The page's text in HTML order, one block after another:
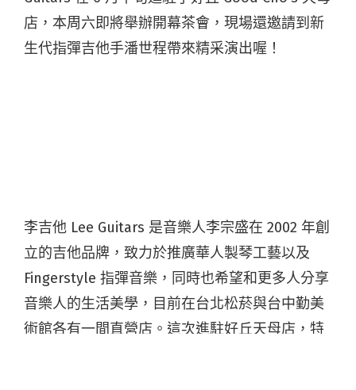
店，本周六即將舉辦開幕茶會，現場還邀請到新
生代指彈吉他手潘世程帶來精采演出喔！
李吉他 Lee Guitars 是音樂人李宗盛在 2002 年創
立的吉他品牌，致力於推廣華人製琴工藝以及
Fingerstyle 指彈音樂，同時也希望和更多人分享
音樂人的生活美學，目前在台北松菸與台中勤美
術館各有一間直營店。這次進駐好丘天母店，特